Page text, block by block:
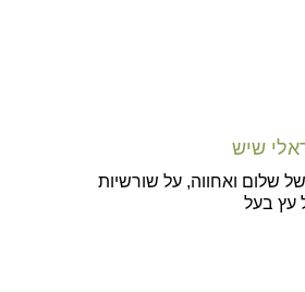
שיש
שלום ואחווה, על שורשיות
עץ בעל